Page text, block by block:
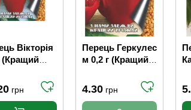
Вікторія
(Кращий
ящ)
грн
Перець Геркулес
м 0,2 г (Кращий
уп)
4.30 грн